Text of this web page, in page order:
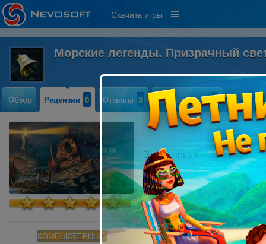
Скачать игры
Морские легенды. Призрачный
Обзор Рецензии 0 Отзывы 3 Прохождение 0
КОМПЬЮТЕРНЫЕ
Здесь пока никто не писал